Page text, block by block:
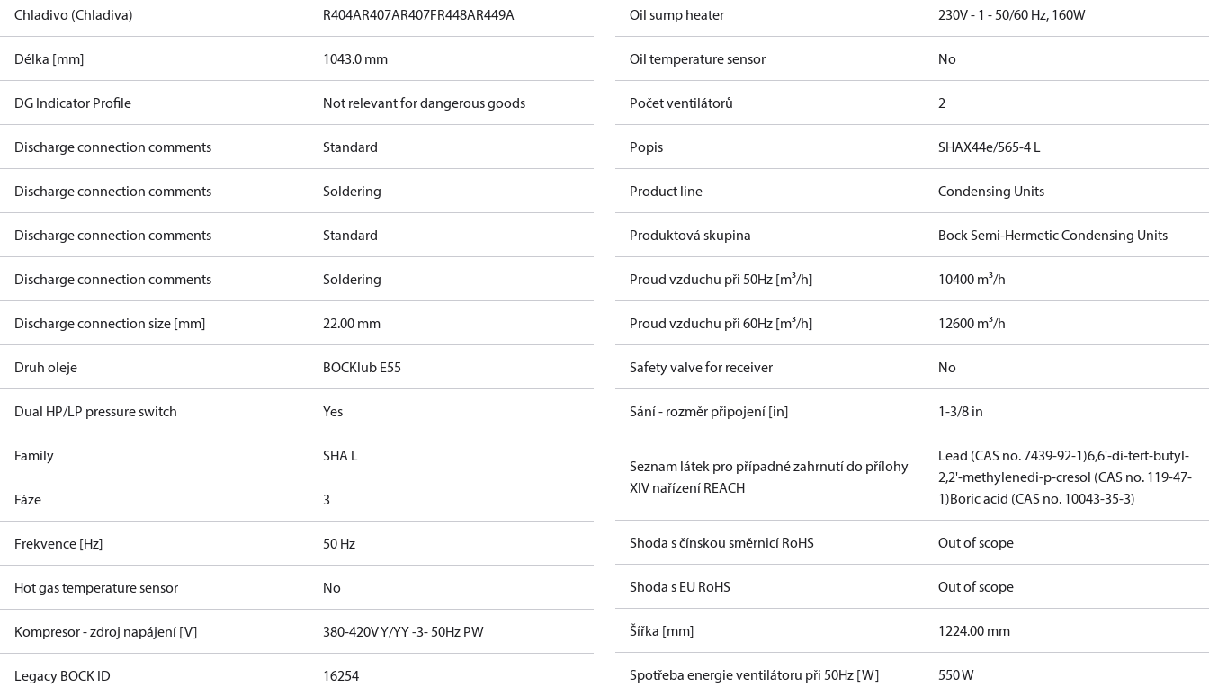
Chladivo (Chladiva) R404AR407AR407FR448AR449A
Délka [mm] 1043.0 mm
DG Indicator Profile Not relevant for dangerous goods
Discharge connection comments Standard
Discharge connection comments Soldering
Discharge connection comments Standard
Discharge connection comments Soldering
Discharge connection size [mm] 22.00 mm
Druh oleje BOCKlub E55
Dual HP/LP pressure switch Yes
Family SHA L
Fáze 3
Frekvence [Hz] 50 Hz
Hot gas temperature sensor No
Kompresor - zdroj napájení [V] 380-420V Y/YY -3- 50Hz PW
Legacy BOCK ID 16254
Oil sump heater 230V - 1 - 50/60 Hz, 160W
Oil temperature sensor No
Počet ventilátorů 2
Popis SHAX44e/565-4 L
Product line Condensing Units
Produktová skupina Bock Semi-Hermetic Condensing Units
Proud vzduchu při 50Hz [m³/h] 10400 m³/h
Proud vzduchu při 60Hz [m³/h] 12600 m³/h
Safety valve for receiver No
Sání - rozměr připojení [in] 1-3/8 in
Seznam látek pro případné zahrnutí do přílohy
XIV nařízení REACH
Lead (CAS no. 7439-92-1)6,6'-di-tert-butyl-
2,2'-methylenedi-p-cresol (CAS no. 119-47-
1)Boric acid (CAS no. 10043-35-3)
Shoda s čínskou směrnicí RoHS Out of scope
Shoda s EU RoHS Out of scope
Šířka [mm] 1224.00 mm
Spotřeba energie ventilátoru při 50Hz [W] 550 W